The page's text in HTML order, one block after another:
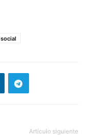
Artículo siguiente